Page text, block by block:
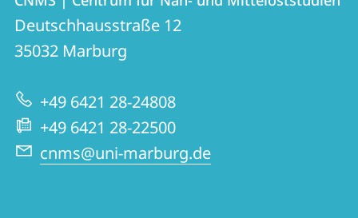
und
Informationen
zur
Website
CNMS
|
Centrum
für
Nah-
und
Mitteloststudien
Deutschhausstraße 12
35032 Marburg
+49 6421 28-24808
+49 6421 28-22500
cnms@uni-marburg.de